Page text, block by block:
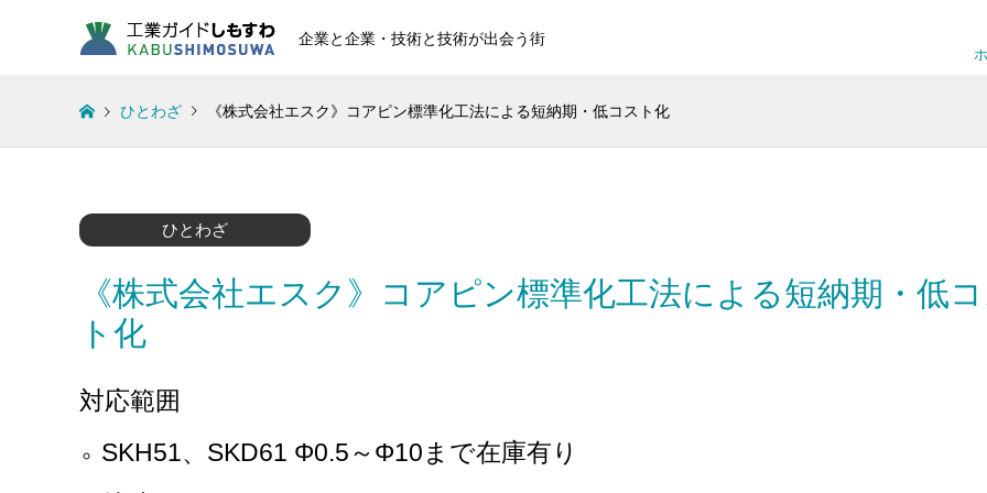
企業と企業・技術と技術が出会う街
ひとわざ 《株式会社エスク》コアピン標準化工法による短納期・低コスト化
ひとわざ
《株式会社エスク》コアピン標準化工法による短納期・低
ト化
対応範囲
SKH51、SKD61 Φ0.5～Φ10まで在庫有り